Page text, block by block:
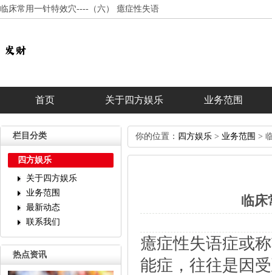
临床常用一针特效穴----（六）癔症性失语
首页 关于四方娱乐 业务范围
栏目分类
四方娱乐
关于四方娱乐
业务范围
最新动态
联系我们
热点资讯
你的位置： 四方娱乐 > 业务范围 >
临床
癔症性失语症或
能症，往往是因